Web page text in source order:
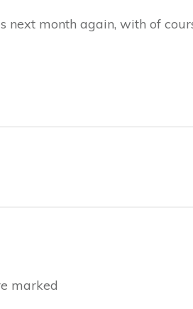
month again, with of
marked